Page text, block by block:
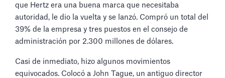
que Hertz era una buena marca que necesitaba
autoridad, le dio la vuelta y se lanzó. Compró un total del
39% de la empresa y tres puestos en el consejo de
administración por 2.300 millones de dólares.
Casi de inmediato, hizo algunos movimientos
equivocados. Colocó a John Tague, un antiguo director